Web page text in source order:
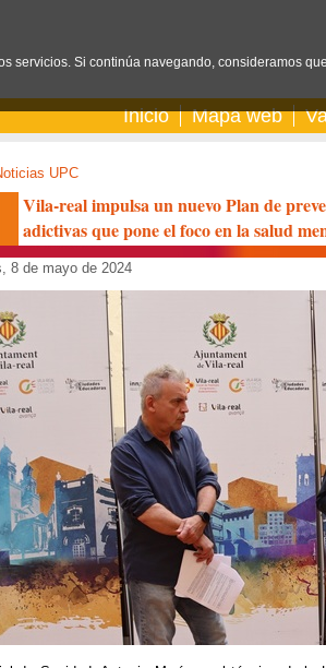
Inicio Mapa web
UPC
Vila-real impulsa un nuevo Plan de
adictivas que pone el foco en la salud
8 de mayo de 2024
servicios. Si continúa navegando, consideramos